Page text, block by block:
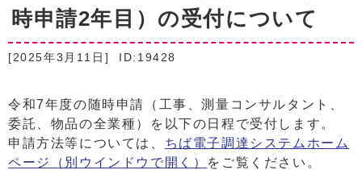
時申請2年目）の受付について
[2025年3月11日] ID:19428
令和7年度の随時申請（工事、測量コンサルタント、
委託、物品の全業種）を以下の日程で受付します。
申請方法等については、 ちば電子調達システムホーム
ページ
（別ウインドウで開く） をご覧ください。